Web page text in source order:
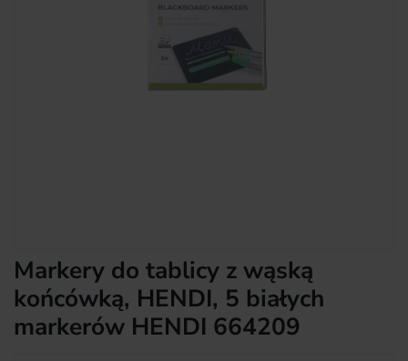
Markery do tablicy z wąską
końcówką, HENDI, 5 białych
markerów HENDI 664209